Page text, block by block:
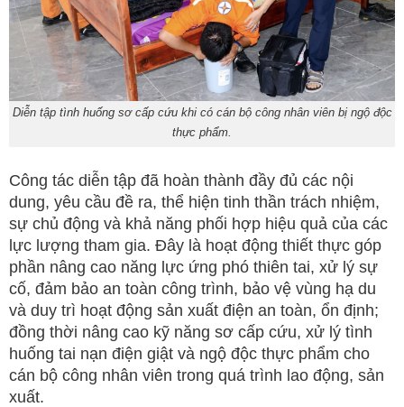
Diễn tập tình huống sơ cấp cứu khi có cán bộ công nhân viên bị ngộ độc
thực phẩm.
Công tác diễn tập đã hoàn thành đầy đủ các nội
dung, yêu cầu đề ra, thể hiện tinh thần trách nhiệm,
sự chủ động và khả năng phối hợp hiệu quả của các
lực lượng tham gia. Đây là hoạt động thiết thực góp
phần nâng cao năng lực ứng phó thiên tai, xử lý sự
cố, đảm bảo an toàn công trình, bảo vệ vùng hạ du
và duy trì hoạt động sản xuất điện an toàn, ổn định;
đồng thời nâng cao kỹ năng sơ cấp cứu, xử lý tình
huống tai nạn điện giật và ngộ độc thực phẩm cho
cán bộ công nhân viên trong quá trình lao động, sản
xuất.